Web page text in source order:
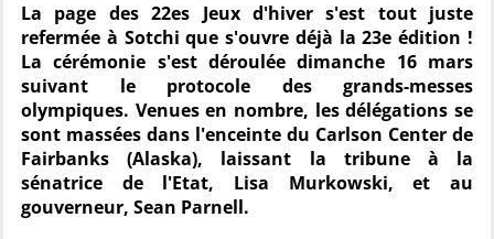
La page des 22es Jeux d'hiver s'est tout juste
refermée à Sotchi que s'ouvre déjà la 23e édition !
La cérémonie s'est déroulée dimanche 16 mars
suivant le protocole des grands-messes
olympiques. Venues en nombre, les délégations se
sont massées dans l'enceinte du Carlson Center de
Fairbanks (Alaska), laissant la tribune à la
sénatrice de l'Etat, Lisa Murkowski, et au
gouverneur, Sean Parnell.